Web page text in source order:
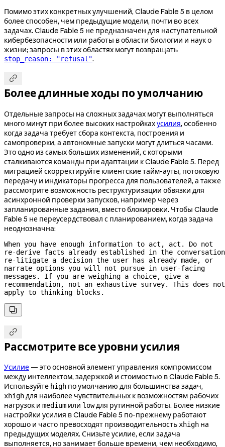
Помимо этих конкретных улучшений, Claude Fable 5 в целом
более способен, чем предыдущие модели, почти во всех
задачах. Claude Fable 5 не предназначен для наступательной
кибербезопасности или работы в области биологии и наук о
жизни; запросы в этих областях могут возвращать
stop_reason: "refusal".

Более длинные ходы по умолчанию
Отдельные запросы на сложных задачах могут выполняться
много минут при более высоких настройкахусилия, особенно
когда задача требует сбора контекста, построения и
самопроверки, а автономные запуски могут длиться часами.
Это одно из самых больших изменений, с которыми
сталкиваются команды при адаптации к Claude Fable 5. Перед
миграцией скорректируйте клиентские тайм-ауты, потоковую
передачу и индикаторы прогресса для пользователей, а также
рассмотрите возможность реструктуризации обвязки для
асинхронной проверки запусков, например через
запланированные задания, вместо блокировки. Чтобы Claude
Fable 5 не переусердствовал с планированием, когда задача
неоднозначна:
re-derive
re-litigate a decision the user has already made, or
narrate options you will not pursue in user-facing
messages. If you are weighing a choice, give a
recommendation, not an exhaustive survey. This does not
apply to thinking blocks.


Рассмотрите все уровни усилия
Усилие — это основной элемент управления компромиссом
между интеллектом, задержкой и стоимостью в Claude Fable 5.
Используйте high по умолчанию для большинства задач,
xhighдля наиболее чувствительных к возможностям рабочих
нагрузок и medium или lowдля рутинной работы. Более низкие
настройки усилия в Claude Fable 5 по-прежнему работают
хорошо и часто превосходят производительностьxhigh на
предыдущих моделях. Снизьте усилие, если задача
выполняется, но занимает больше времени, чем необходимо,